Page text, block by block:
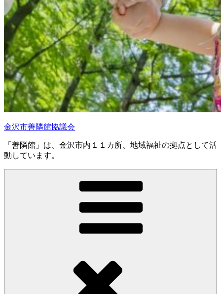
金沢市善隣館協議会
「善隣館」は、金沢市内１１カ所、地域福祉の拠点として活
動しています。